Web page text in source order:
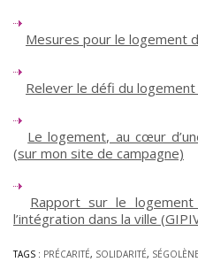
Mesures pour le logement
Relever le défi du
Le logement, au cœur
(sur mon site de campagne)
Rapport sur le logement
l’intégration dans la ville
TAGS : PRÉCARITÉ, SOLIDARITÉ,